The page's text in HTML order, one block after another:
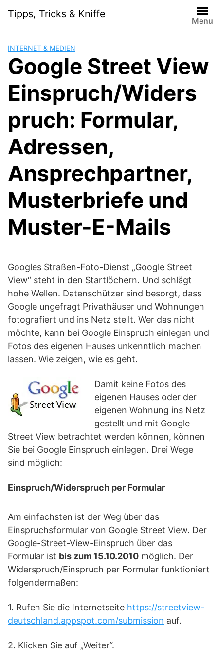
content
Tipps, Tricks & Kniffe
Menu
INTERNET & MEDIEN
Google Street View
Einspruch/Widers
pruch: Formular,
Adressen,
Ansprechpartner,
Musterbriefe und
Muster-E-Mails
Googles Straßen-Foto-Dienst „Google Street
View“ steht in den Startlöchern. Und schlägt
hohe Wellen. Datenschützer sind besorgt, dass
Google ungefragt Privathäuser und Wohnungen
fotografiert und ins Netz stellt. Wer das nicht
möchte, kann bei Google Einspruch einlegen und
Fotos des eigenen Hauses unkenntlich machen
lassen. Wie zeigen, wie es geht.
Damit keine Fotos des
eigenen Hauses oder der
eigenen Wohnung ins Netz
gestellt und mit Google
Street View betrachtet werden können, können
Sie bei Google Einspruch einlegen. Drei Wege
sind möglich:
Einspruch/Widerspruch per Formular
Am einfachsten ist der Weg über das
Einspruchsformular von Google Street View. Der
Google-Street-View-Einspruch über das
Formular ist bis zum 15.10.2010 möglich. Der
Widerspruch/Einspruch per Formular funktioniert
folgendermaßen:
1. Rufen Sie die Internetseite https://streetview-
deutschland.appspot.com/submission auf.
2. Klicken Sie auf „Weiter“.